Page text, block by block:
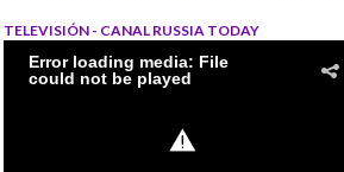
TELEVISIÓN - CANAL RUSSIA TODAY